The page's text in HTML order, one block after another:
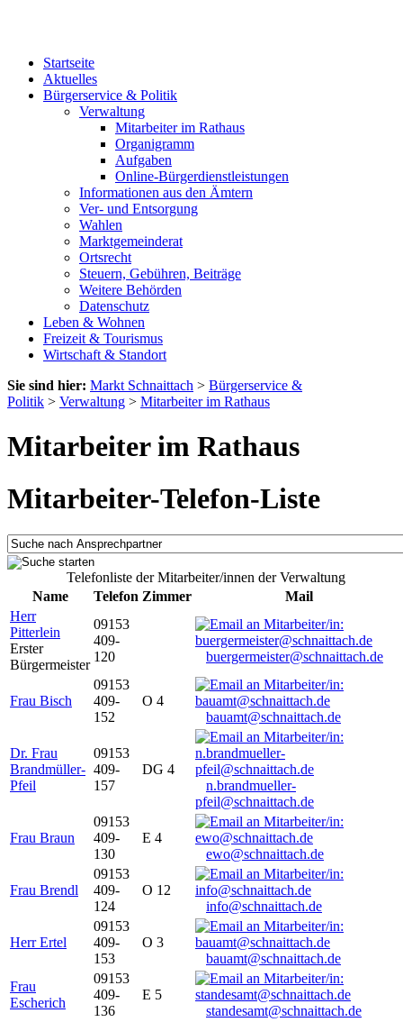
Startseite
Aktuelles
Bürgerservice & Politik
Verwaltung
Mitarbeiter im Rathaus
Organigramm
Aufgaben
Online-Bürgerdienstleistungen
Informationen aus den Ämtern
Ver- und Entsorgung
Wahlen
Marktgemeinderat
Ortsrecht
Steuern, Gebühren, Beiträge
Weitere Behörden
Datenschutz
Leben & Wohnen
Freizeit & Tourismus
Wirtschaft & Standort
Sie sind hier: Markt Schnaittach > Bürgerservice &
Politik > Verwaltung > Mitarbeiter im Rathaus
Mitarbeiter im Rathaus
Mitarbeiter-Telefon-Liste
Telefonliste der Mitarbeiter/innen der Verwaltung
Name
Telefon Zimmer
Mail
Herr
Pitterlein
Erster
Bürgermeister
09153
409-
120
buergermeister@schnaittach.de
Frau Bisch
09153
409-
152
O 4
bauamt@schnaittach.de
Dr. Frau
Brandmüller-
Pfeil
09153
409-
157
DG 4
n.brandmueller-
pfeil@schnaittach.de
Frau Braun
09153
409-
130
E 4
ewo@schnaittach.de
Frau Brendl
09153
409-
124
O 12
info@schnaittach.de
Herr Ertel
09153
409-
153
O 3
bauamt@schnaittach.de
Frau
Escherich
09153
409-
136
E 5
standesamt@schnaittach.de